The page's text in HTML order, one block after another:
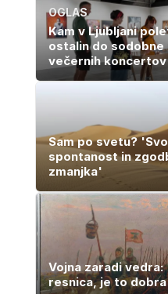
OGLAS
Kam v Ljubljani
ostalin do
večernih koncertov
Sam po svetu?
spontanost in
zmanjka'
Vojna zaradi vedra:
resnica, je to